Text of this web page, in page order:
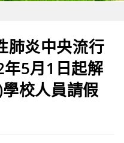
肺炎中央流行
5月1日起解
校人員請假